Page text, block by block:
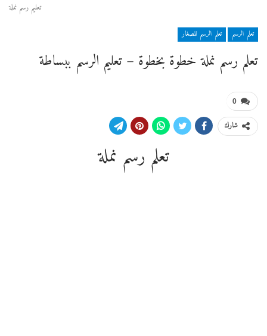
تعليم رسم نملة
تعلم الرسم تعلم الرسم للصغار
تعلم رسم نملة خطوة بخطوة – تعليم الرسم ببساطة
0
شارك
تعلم رسم نملة